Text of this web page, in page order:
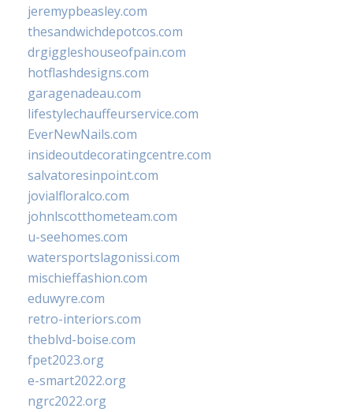
jeremypbeasley.com
thesandwichdepotcos.com
drgiggleshouseofpain.com
hotflashdesigns.com
garagenadeau.com
lifestylechauffeurservice.com
EverNewNails.com
insideoutdecoratingcentre.com
salvatoresinpoint.com
jovialfloralco.com
johnlscotthometeam.com
u-seehomes.com
watersportslagonissi.com
mischieffashion.com
eduwyre.com
retro-interiors.com
theblvd-boise.com
fpet2023.org
e-smart2022.org
ngrc2022.org